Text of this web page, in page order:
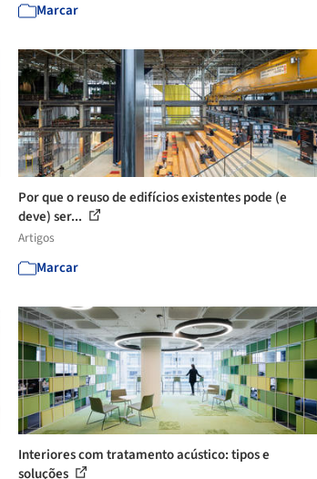
Marcar
Por que o reuso de edifícios existentes pode (e
deve) ser...
Artigos
Marcar
Interiores com tratamento acústico: tipos e
soluções